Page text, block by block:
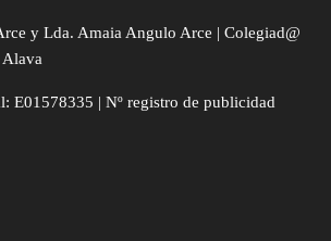
y Lda. Amaia Angulo Arce | Colegiad@
Alava
E01578335 | Nº registro de publicidad